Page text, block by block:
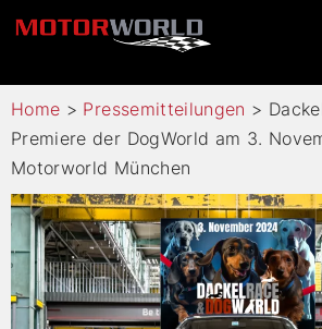
Home > Pressemitteilungen >
Premiere der DogWorld am 3.
Motorworld München